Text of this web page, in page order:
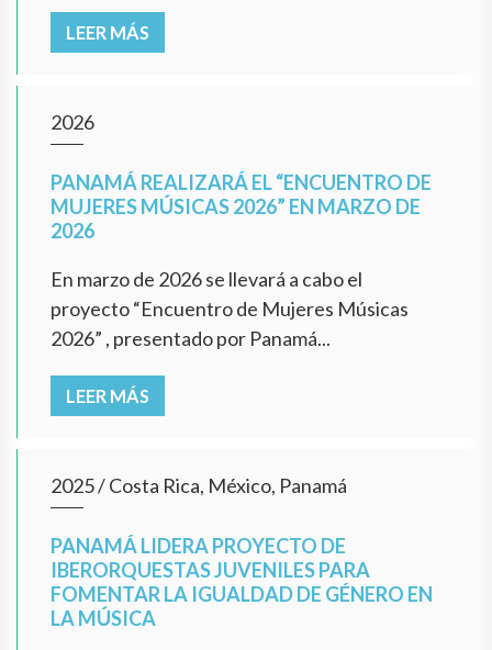
LEER MÁS
2026
PANAMÁ REALIZARÁ EL “ENCUENTRO DE
MUJERES MÚSICAS 2026” EN MARZO DE
2026
En marzo de 2026 se llevará a cabo el
proyecto “Encuentro de Mujeres Músicas
2026” , presentado por Panamá...
LEER MÁS
2025/Costa Rica, México, Panamá
PANAMÁ LIDERA PROYECTO DE
IBERORQUESTAS JUVENILES PARA
FOMENTAR LA IGUALDAD DE GÉNERO EN
LA MÚSICA